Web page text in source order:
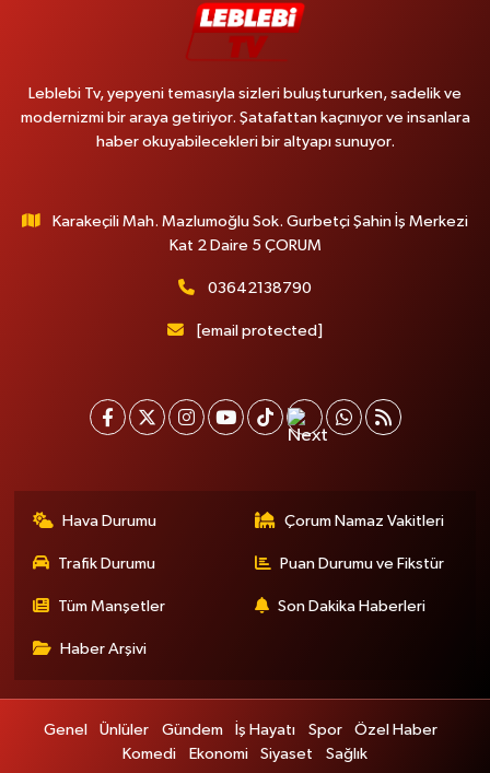
Leblebi Tv, yepyeni temasıyla sizleri buluştururken, sadelik ve
modernizmi bir araya getiriyor. Şatafattan kaçınıyor ve insanlara
haber okuyabilecekleri bir altyapı sunuyor.
Karakeçili Mah. Mazlumoğlu Sok. Gurbetçi Şahin İş Merkezi
Kat 2 Daire 5 ÇORUM
03642138790
[email protected]
Hava Durumu Çorum Namaz Vakitleri
Trafik Durumu Puan Durumu ve Fikstür
Tüm Manşetler Son Dakika Haberleri
Haber Arşivi
Genel Ünlüler Gündem İş Hayatı Spor
Özel Haber
Komedi
Ekonomi Siyaset Sağlık